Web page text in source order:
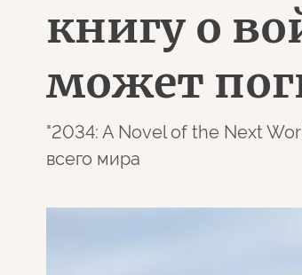
книгу о
может
"2034: A Novel of the Next
всего мира